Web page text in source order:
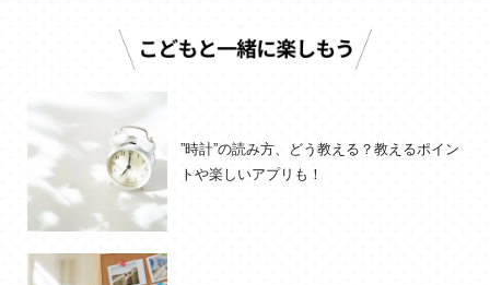
”時計”の読み方、どう教える？教えるポイン
トや楽しいアプリも！